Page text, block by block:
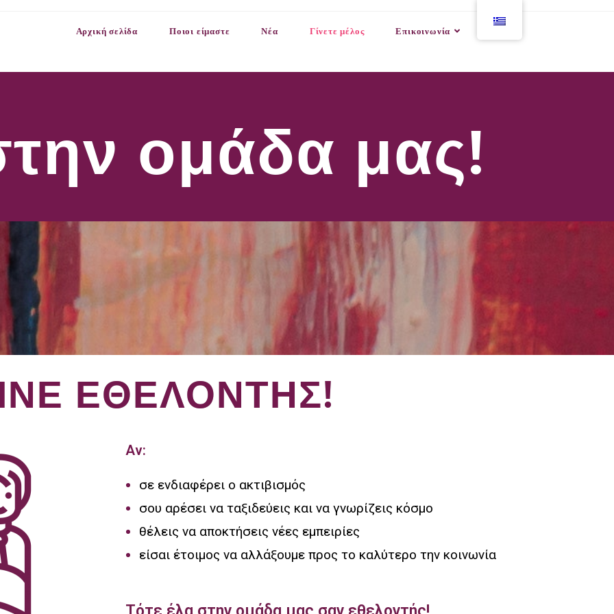
Αρχική σελίδα Ποιοι είμαστε Νέα Γίνετε μέλος Επικοινωνία
ομάδα μας!
ΕΘΕΛΟΝΤΗΣ!
Αν:
σε ενδιαφέρει ο ακτιβισμός
σου αρέσει να ταξιδεύεις και να γνωρίζεις κόσμο
θέλεις να αποκτήσεις νέες εμπειρίες
είσαι έτοιμος να αλλάξουμε προς το καλύτερο την κοινωνία